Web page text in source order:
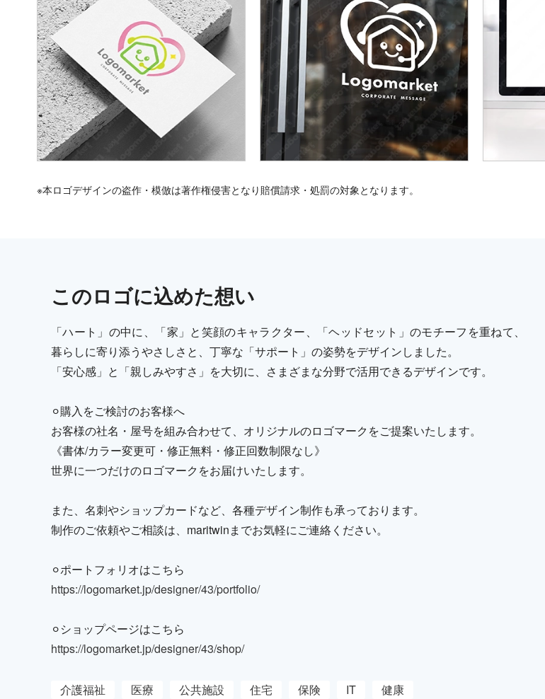
※本ロゴデザインの盗作・模倣は著作権侵害となり賠償請求・処罰の対象となります。
このロゴに込めた想い
「ハート」の中に、「家」と笑顔のキャラクター、「ヘッドセット」のモチーフを重ねて、
暮らしに寄り添うやさしさと、丁寧な「サポート」の姿勢をデザインしました。
「安心感」と「親しみやすさ」を大切に、さまざまな分野で活用できるデザインです。
⚪︎購入をご検討のお客様へ
お客様の社名・屋号を組み合わせて、オリジナルのロゴマークをご提案いたします。
《書体/カラー変更可・修正無料・修正回数制限なし》
世界に一つだけのロゴマークをお届けいたします。
また、名刺やショップカードなど、各種デザイン制作も承っております。
制作のご依頼やご相談は、maritwinまでお気軽にご連絡ください。
⚪︎ポートフォリオはこちら
https://logomarket.jp/designer/43/portfolio/
⚪︎ショップページはこちら
https://logomarket.jp/designer/43/shop/
介護福祉 医療 公共施設 住宅 保険 IT 健康